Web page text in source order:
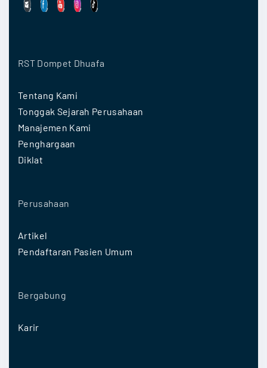
RST Dompet Dhuafa
Tentang Kami
Tonggak Sejarah Perusahaan
Manajemen Kami
Penghargaan
Diklat
Perusahaan
Artikel
Pendaftaran Pasien Umum
Bergabung
Karir